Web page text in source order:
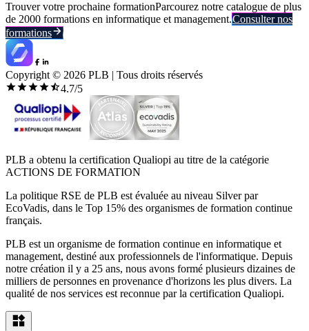
Trouver votre prochaine formationParcourez notre catalogue de plus
de 2000 formations en informatique et management.Consulter nos
formations
Copyright © 2026 PLB | Tous droits réservés
4.7/5
PLB a obtenu la certification Qualiopi au titre de la catégorie
ACTIONS DE FORMATION
La politique RSE de PLB est évaluée au niveau Silver par
EcoVadis, dans le Top 15% des organismes de formation continue
français.
PLB est un organisme de formation continue en informatique et
management, destiné aux professionnels de l'informatique. Depuis
notre création il y a 25 ans, nous avons formé plusieurs dizaines de
milliers de personnes en provenance d'horizons les plus divers. La
qualité de nos services est reconnue par la certification Qualiopi.